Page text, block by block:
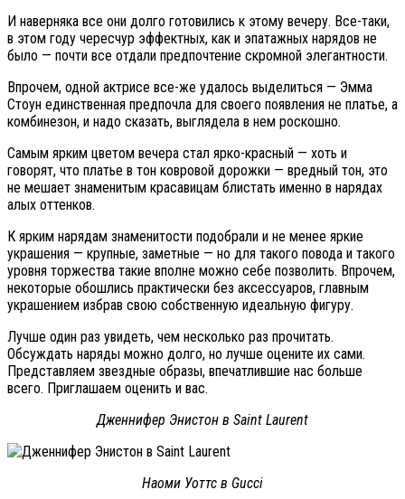
И наверняка все они долго готовились к этому вечеру. Все-таки,
в этом году чересчур эффектных, как и эпатажных нарядов не
было — почти все отдали предпочтение скромной элегантности.
Впрочем, одной актрисе все-же удалось выделиться — Эмма
Стоун единственная предпочла для своего появления не платье, а
комбинезон, и надо сказать, выглядела в нем роскошно.
Самым ярким цветом вечера стал ярко-красный — хоть и
говорят, что платье в тон ковровой дорожки — вредный тон, это
не мешает знаменитым красавицам блистать именно в нарядах
алых оттенков.
К ярким нарядам знаменитости подобрали и не менее яркие
украшения — крупные, заметные — но для такого повода и такого
уровня торжества такие вполне можно себе позволить. Впрочем,
некоторые обошлись практически без аксессуаров, главным
украшением избрав свою собственную идеальную фигуру.
Лучше один раз увидеть, чем несколько раз прочитать.
Обсуждать наряды можно долго, но лучше оцените их сами.
Представляем звездные образы, впечатлившие нас больше
всего. Приглашаем оценить и вас.
Дженнифер Энистон в Saint Laurent
Наоми Уоттс в Gucci